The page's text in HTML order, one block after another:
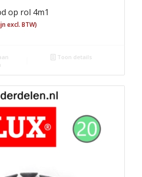
op rol 4m1
excl. BTW)
Toon details